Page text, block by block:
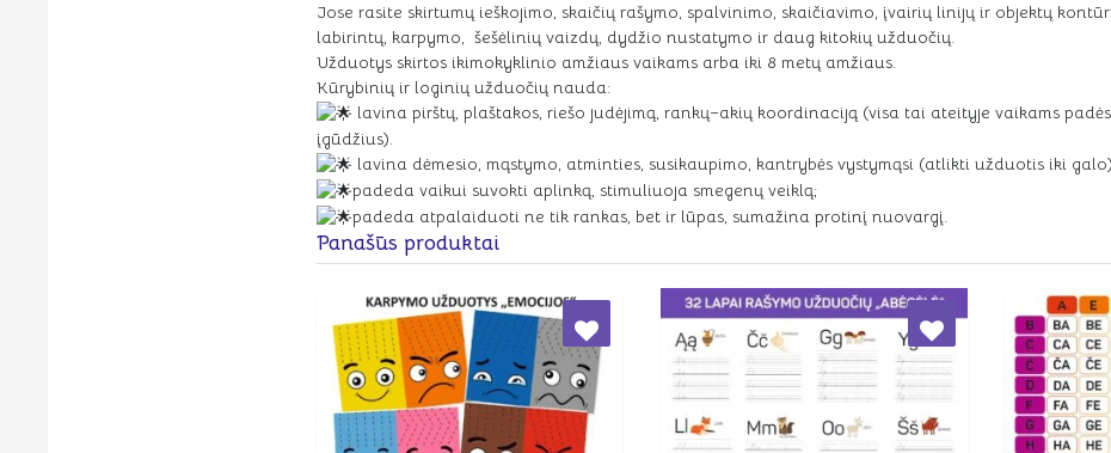
Jose rasite skirtumų ieškojimo, skaičių rašymo, spalvinimo, skaičiavimo, įvairių linijų ir objektų
labirintų, karpymo, šešėlinių vaizdų, dydžio nustatymo ir daug kitokių užduočių.
Užduotys skirtos ikimokyklinio amžiaus vaikams arba iki 8 metų amžiaus.
Kūrybinių ir loginių užduočių nauda:
lavina pirštų, plaštakos, riešo judėjimą, rankų–akių koordinaciją (visa tai ateityje vaikams
įgūdžius).
lavina dėmesio, mąstymo, atminties, susikaupimo, kantrybės vystymąsi (atlikti užduotis iki
padeda vaikui suvokti aplinką, stimuliuoja smegenų veiklą;
padeda atpalaiduoti ne tik rankas, bet ir lūpas, sumažina protinį nuovargį.
Panašūs produktai